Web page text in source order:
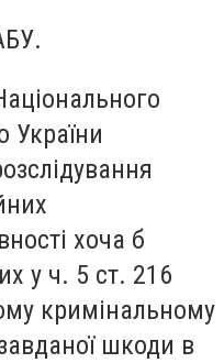
України
хоча б
у ч. 5 ст. 216
кримінальному
шкоди в